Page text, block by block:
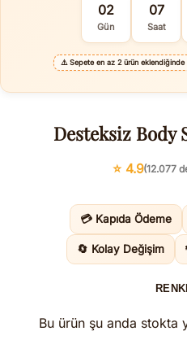
02
Gün
07
Saat
⚠️ Sepete en az 2 ürün eklendiğinde
Desteksiz Body
⭐ 4.9(12.077
💳 Kapıda Ödeme
🔄 Kolay Değişim
Bu ürün şu anda stokta